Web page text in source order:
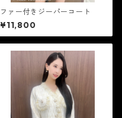
ファー付きジーパーコート
¥11,800